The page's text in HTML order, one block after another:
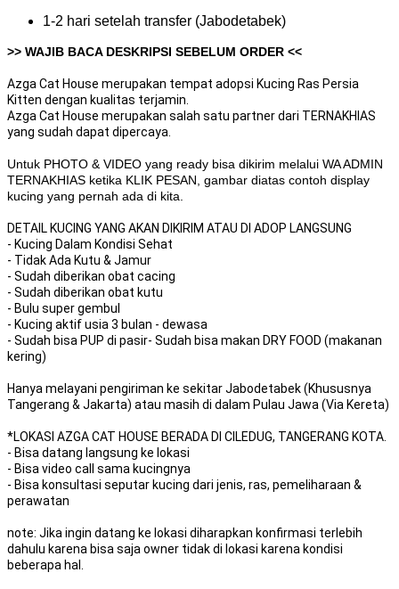
1-2 hari setelah transfer (Jabodetabek)
>> WAJIB BACA DESKRIPSI SEBELUM ORDER <<
Azga Cat House merupakan tempat adopsi Kucing Ras Persia
Kitten dengan kualitas terjamin.
Azga Cat House merupakan salah satu partner dari TERNAKHIAS
yang sudah dapat dipercaya.
Untuk PHOTO & VIDEO yang ready bisa dikirim melalui WA ADMIN
TERNAKHIAS ketika KLIK PESAN, gambar diatas contoh display
kucing yang pernah ada di kita.
DETAIL KUCING YANG AKAN DIKIRIM ATAU DI ADOP LANGSUNG
- Kucing Dalam Kondisi Sehat
- Tidak Ada Kutu & Jamur
- Sudah diberikan obat cacing
- Sudah diberikan obat kutu
- Bulu super gembul
- Kucing aktif usia 3 bulan - dewasa
- Sudah bisa PUP di pasir- Sudah bisa makan DRY FOOD (makanan
kering)
Hanya melayani pengiriman ke sekitar Jabodetabek (Khususnya
Tangerang & Jakarta) atau masih di dalam Pulau Jawa (Via Kereta)
*LOKASI AZGA CAT HOUSE BERADA DI CILEDUG, TANGERANG KOTA.
- Bisa datang langsung ke lokasi
- Bisa video call sama kucingnya
- Bisa konsultasi seputar kucing dari jenis, ras, pemeliharaan &
perawatan
note: Jika ingin datang ke lokasi diharapkan konfirmasi terlebih
dahulu karena bisa saja owner tidak di lokasi karena kondisi
beberapa hal.